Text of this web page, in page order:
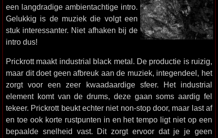
een langdradige ambientachtige intro.
Gelukkig is de muziek die volgt een
stuk interessanter. Niet afhaken bij de
intro dus!
Prickrott maakt industrial black metal. De productie is ruizig,
maar dit doet geen afbreuk aan de muziek, integendeel, het
zorgt voor een zeer kwaadaardige sfeer. Het industrial
element komt van de drums, deze gaan soms aardig fel
tekeer. Prickrott beukt echter niet non-stop door, maar last af
en toe ook korte rustpunten in en het tempo ligt niet op een
bepaalde snelheid vast. Dit zorgt ervoor dat je je geen